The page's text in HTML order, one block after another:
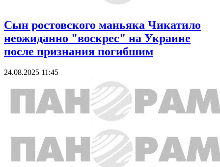
Сын ростовского маньяка Чикатило
неожиданно "воскрес" на Украине
после признания погибшим
24.08.2025 11:45